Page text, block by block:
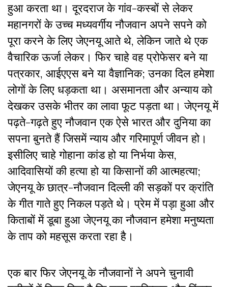
हुआ करता था। दूरदराज के गांव-कस्बों से लेकर
महानगरों के उच्च मध्यवर्गीय नौजवान अपने सपने को
पूरा करने के लिए जेएनयू आते थे, लेकिन जाते थे एक
वैचारिक ऊर्जा लेकर। फिर चाहे वह प्रोफेसर बने या
पत्रकार, आईएएस बने या वैज्ञानिक; उनका दिल हमेशा
लोगों के लिए धड़कता था। असमानता और अन्याय को
देखकर उसके भीतर का लावा फूट पड़ता था। जेएनयू में
पढ़ते-गढ़ते हुए नौजवान एक ऐसे भारत और दुनिया का
सपना बुनते हैं जिसमें न्याय और गरिमापूर्ण जीवन हो।
इसीलिए चाहे गोहाना कांड हो या निर्भया केस,
आदिवासियों की हत्या हो या किसानों की आत्महत्या;
जेएनयू के छात्र-नौजवान दिल्ली की सड़कों पर क्रांति
के गीत गाते हुए निकल पड़ते थे। प्रेम में पड़ा हुआ और
किताबों में डूबा हुआ जेएनयू का नौजवान हमेशा मनुष्यता
के ताप को महसूस करता रहा है।
एक बार फिर जेएनयू के नौजवानों ने अपने चुनावी